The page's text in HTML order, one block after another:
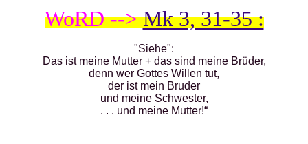
WoRD -->Mk 3, 31-35 :
"Siehe":
Das ist meine Mutter + das sind meine Brüder,
denn wer Gottes Willen tut,
der ist mein Bruder
und meine Schwester,
. . . und meine Mutter!“